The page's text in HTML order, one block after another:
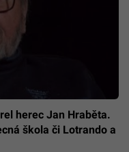
herec Jan Hraběta.
škola či Lotrando a